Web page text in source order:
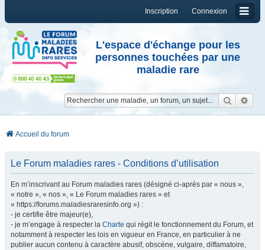
Connexion
Inscription
L'espace d'échange pour les
personnes touchées par une
maladie rare
Accueil du forum
Le Forum maladies rares - Conditions d’utilisation
En m’inscrivant au Forum maladies rares (désigné ci-après par « nous »,
« notre », « nos », « Le Forum maladies rares » et
« https://forums.maladiesraresinfo.org ») :
- je certifie être majeur(e),
- je m’engage à respecter la Charte qui régit le fonctionnement du Forum, et
notamment à respecter les lois en vigueur en France, en particulier à ne
publier aucun contenu à caractère abusif, obscène, vulgaire, diffamatoire,